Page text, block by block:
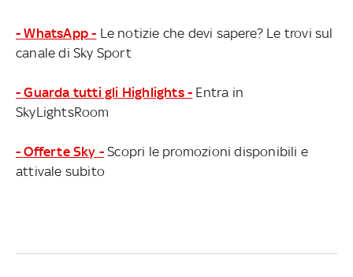
- WhatsApp - Le notizie che devi sapere? Le trovi sul
canale di Sky Sport
- Guarda tutti gli Highlights - Entra in
SkyLightsRoom
- Offerte Sky - Scopri le promozioni disponibili e
attivale subito